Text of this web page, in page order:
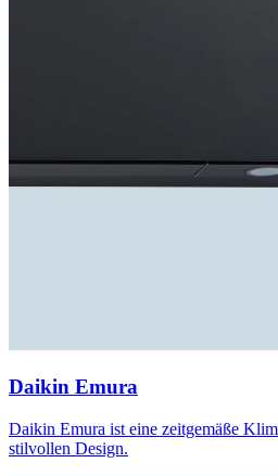
Daikin Emura
Daikin Emura ist eine zeitgemäße
stilvollen Design.